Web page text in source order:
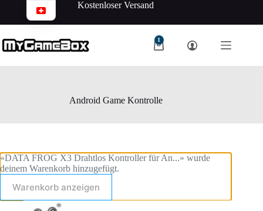
Kostenloser Versand
1
Android Game Kontrolle
«DATA FROG X3 Drahtlos Kontroller für An...» wurde
deinem Warenkorb hinzugefügt.
Warenkorb anzeigen